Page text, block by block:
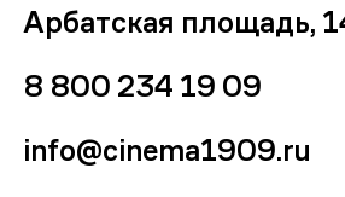
Арбатская площадь,
8 800 234 19 09
info@cinema1909.ru